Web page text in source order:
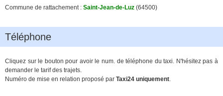
Commune de rattachement : Saint-Jean-de-Luz (64500)
Téléphone
Cliquez sur le bouton pour avoir le num. de téléphone du taxi. N'hésitez pas à
demander le tarif des trajets.
Numéro de mise en relation proposé par Taxi24 uniquement.